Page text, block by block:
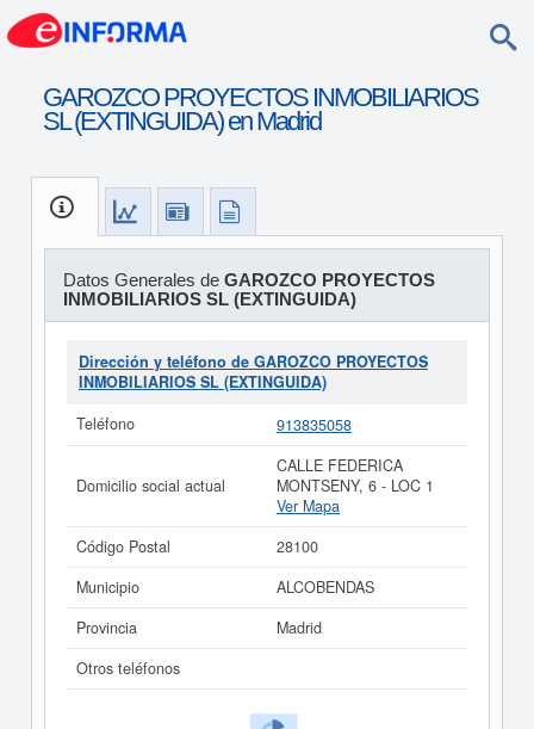
GAROZCO PROYECTOS INMOBILIARIOS
SL (EXTINGUIDA) en Madrid
Datos Generales de GAROZCO PROYECTOS
INMOBILIARIOS SL (EXTINGUIDA)
Dirección y teléfono de GAROZCO PROYECTOS
INMOBILIARIOS SL (EXTINGUIDA)
Teléfono
913835058
Domicilio social actual
CALLE FEDERICA
MONTSENY, 6 - LOC 1
Ver Mapa
Código Postal
28100
Municipio
ALCOBENDAS
Provincia
Madrid
Otros teléfonos